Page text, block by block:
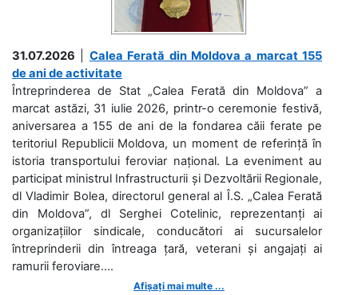
31.07.2026
Calea Ferată din Moldova a marcat 155
de ani de activitate
Întreprinderea de Stat „Calea Ferată din Moldova” a
marcat astăzi, 31 iulie 2026, printr-o ceremonie festivă,
aniversarea a 155 de ani de la fondarea căii ferate pe
teritoriul Republicii Moldova, un moment de referință în
istoria transportului feroviar național. La eveniment au
participat ministrul Infrastructurii și Dezvoltării Regionale,
dl Vladimir Bolea, directorul general al Î.S. „Calea Ferată
din Moldova”, dl Serghei Cotelinic, reprezentanți ai
organizațiilor sindicale, conducători ai sucursalelor
întreprinderii din întreaga țară, veterani și angajați ai
ramurii feroviare....
Afișați mai multe ...